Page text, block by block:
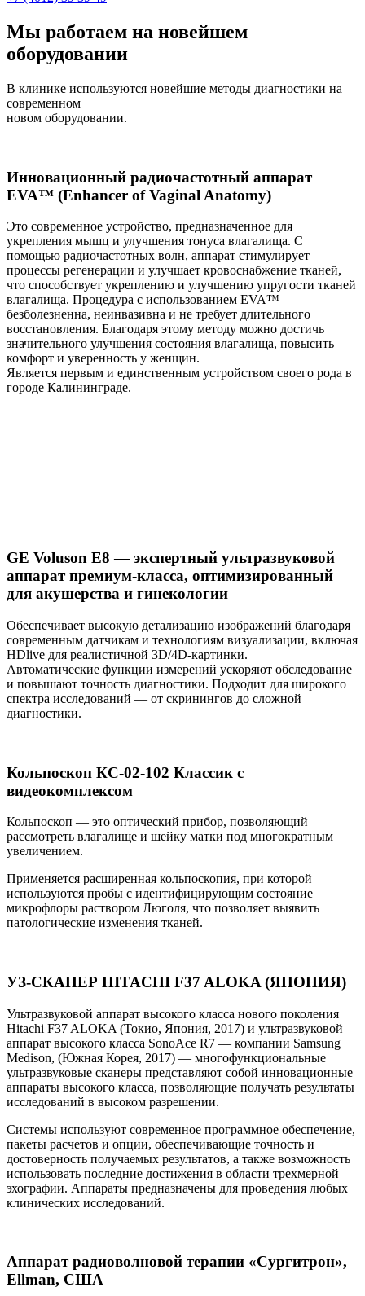
Мы работаем на новейшем
оборудовании
В клинике используются новейшие методы диагностики на
современном
новом оборудовании.
Инновационный радиочастотный аппарат
EVA™ (Enhancer of Vaginal Anatomy)
Это современное устройство, предназначенное для
укрепления мышц и улучшения тонуса влагалища. С
помощью радиочастотных волн, аппарат стимулирует
процессы регенерации и улучшает кровоснабжение тканей,
что способствует укреплению и улучшению упругости тканей
влагалища. Процедура с использованием EVA™
безболезненна, неинвазивна и не требует длительного
восстановления. Благодаря этому методу можно достичь
значительного улучшения состояния влагалища, повысить
комфорт и уверенность у женщин.
Является первым и единственным устройством своего рода в
городе Калининграде.
GE Voluson E8 — экспертный ультразвуковой
аппарат премиум-класса, оптимизированный
для акушерства и гинекологии
Обеспечивает высокую детализацию изображений благодаря
современным датчикам и технологиям визуализации, включая
HDlive для реалистичной 3D/4D-картинки.
Автоматические функции измерений ускоряют обследование
и повышают точность диагностики. Подходит для широкого
спектра исследований — от скринингов до сложной
диагностики.
Кольпоскоп КС-02-102 Классик с
видеокомплексом
Кольпоскоп — это оптический прибор, позволяющий
рассмотреть влагалище и шейку матки под многократным
увеличением.
Применяется расширенная кольпоскопия, при которой
используются пробы с идентифицирующим состояние
микрофлоры раствором Люголя, что позволяет выявить
патологические изменения тканей.
УЗ-СКАНЕР HITACHI F37 ALOKA (ЯПОНИЯ)
Ультразвуковой аппарат высокого класса нового поколения
Hitachi F37 ALOKA (Токио, Япония, 2017) и ультразвуковой
аппарат высокого класса SonoAce R7 — компании Samsung
Medison, (Южная Корея, 2017) — многофункциональные
ультразвуковые сканеры представляют собой инновационные
аппараты высокого класса, позволяющие получать результаты
исследований в высоком разрешении.
Системы используют современное программное обеспечение,
пакеты расчетов и опции, обеспечивающие точность и
достоверность получаемых результатов, а также возможность
использовать последние достижения в области трехмерной
эхографии. Аппараты предназначены для проведения любых
клинических исследований.
Аппарат радиоволновой терапии «Сургитрон»,
Ellman, США